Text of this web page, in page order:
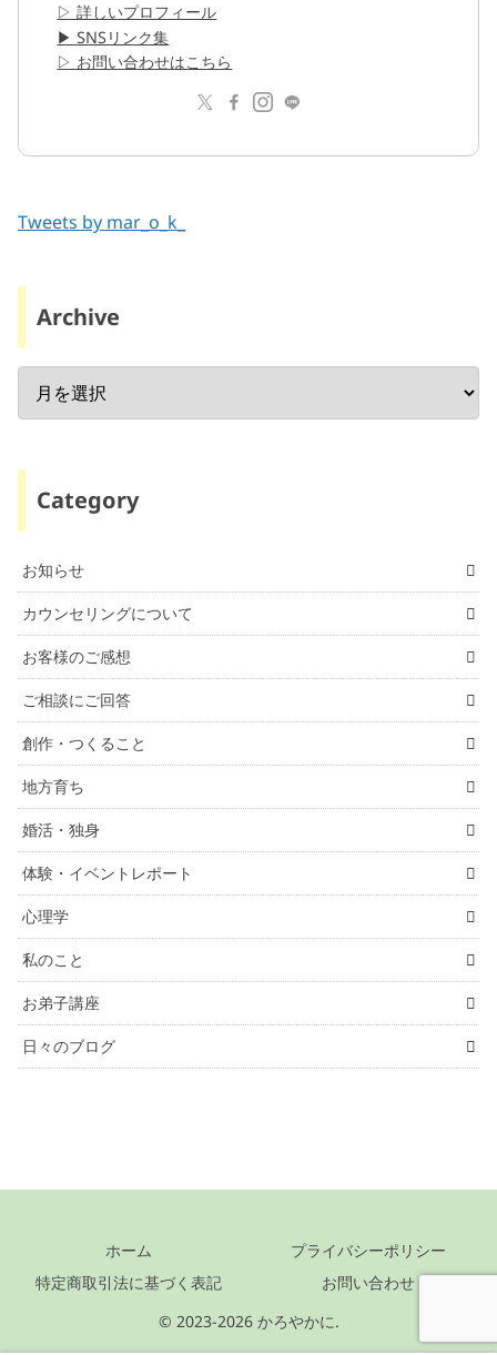
▷ 詳しいプロフィール
▶︎ SNSリンク集
▷ お問い合わせはこちら
Tweets by mar_o_k_
Archive
Category
お知らせ
カウンセリングについて
お客様のご感想
ご相談にご回答
創作・つくること
地方育ち
婚活・独身
体験・イベントレポート
心理学
私のこと
お弟子講座
日々のブログ
ホーム
プライバシーポリシー
特定商取引法に基づく表記
お問い合わせ
© 2023-2026 かろやかに.